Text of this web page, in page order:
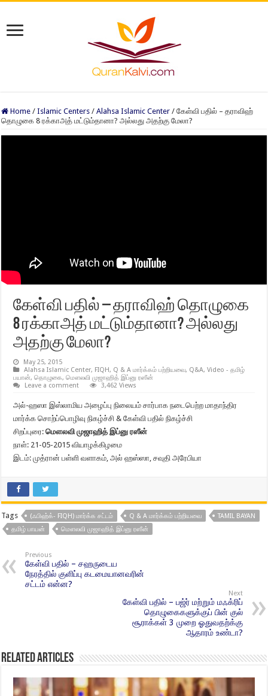
Home / Islamic Centers / Alahsa Islamic Center / கேள்வி பதில் – தராவிஹ்
தொழுகை 8 ரக்காஅத் மட்டும்தானா? அல்லது அதற்கு மேலா?
கேள்வி பதில் – தராவிஹ் தொழுகை
8 ரக்காஅத் மட்டும்தானா? அல்லது
அதற்கு மேலா?
May 25, 2015
Alahsa Islamic Center, FIQH, Q & A மார்க்கம் பற்றியவை, Q&A,Video - தமிழ்
பயான்,தொழுகை,மௌலவி முஜாஹித் இப்னு ரஸீன்
Leave a comment
3,462 Views
அல்-ஹஸா இஸ்லாமிய அழைப்பு நிலையம் சார்பாக நடைபெற்ற மாதாந்திர
மார்க்க சொற்ப்பொழிவு நிகழ்ச்சி & கேள்வி பதில் நிகழ்ச்சி
சிறப்புரை:மௌலவி முஜாஹித் இப்னு ரஸீன்
நாள்: 21-05-2015 வியாழக்கிழமை
இடம்: முத்ரான் பள்ளி வளாகம், அல் ஹஸ்ஸா, சவுதி அரேபியா
Tags (ஃபிஹ்க்- FIQH) மார்க்க சட்டம் Q & A மார்க்கம் பற்றியவை
TAMIL BAYAN
தமிழ் பாயன்
மௌலவி முஜாஹித் இப்னு ரஸீன்
Previous
கேள்வி பதில் – சஹருடைய
நேரத்தில் குளிப்பு கடமையானவரின்
சட்டம் என்ன?
Next
கேள்வி பதில் – பஜ்ர் மற்றும் மஃக்ரிப்
தொழுகைகளுக்குப் பின் குல்
சூராக்கள் 3 முறை ஓதுவதற்க்கு
ஆதாரம் உண்டா?
Related Articles